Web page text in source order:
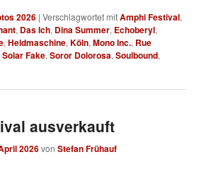
2026 |Verschlagwortet mitAmphi Festival,
, Das Ich, Dina Summer, Echoberyl,
,Heldmaschine,Köln,Mono Inc., Rue
Solar Fake,Soror Dolorosa,Soulbound,
ausverkauft
2026vonStefan Frühauf